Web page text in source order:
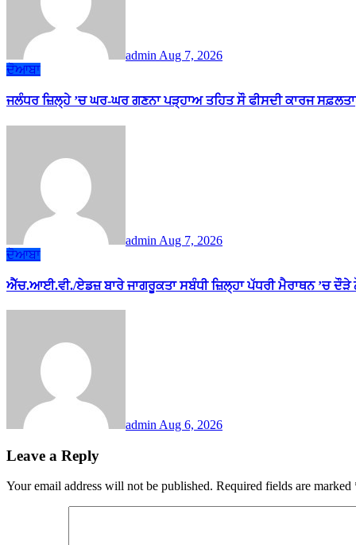
admin Aug 7, 2026
ਦੋਆਬਾ
ਜਲੰਧਰ ਜ਼ਿਲ੍ਹੇ ’ਚ ਘਰ-ਘਰ ਗਣਨਾ ਪੜ੍ਹਾਅ ਤਹਿਤ ਸੌ ਫੀਸਦੀ ਕਾਰਜ
admin Aug 7, 2026
ਦੋਆਬਾ
ਐੱਚ.ਆਈ.ਵੀ./ਏਡਜ਼ ਬਾਰੇ ਜਾਗਰੂਕਤਾ ਸਬੰਧੀ ਜ਼ਿਲ੍ਹਾ ਪੱਧਰੀ ਮੈਰਾਥਨ ’ਚ ਦੌੜੇ
admin Aug 6, 2026
Leave a Reply
Your email address will not be published. Required fields are marked